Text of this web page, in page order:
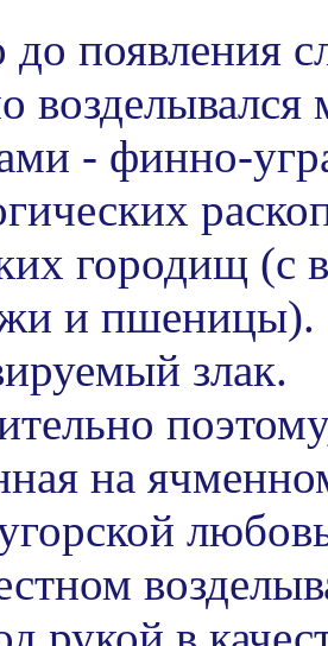
до появления
- финно-
городищ (с
и
злак.
на